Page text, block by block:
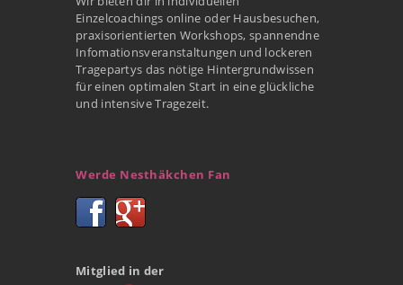
Einzelcoachings online oder Hausbesuchen,
praxisorientierten Workshops, spannendne
Infomationsveranstaltungen und lockeren
Tragepartys das nötige Hintergrundwissen
für einen optimalen Start in eine glückliche
und intensive Tragezeit.
Werde Nesthäkchen Fan
Mitglied in der